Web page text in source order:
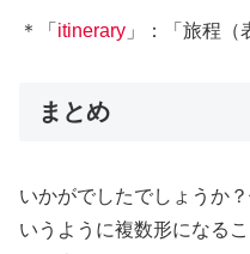
＊「 itinerary 」：「旅程（
まとめ
いかがでしたでしょうか
いうように複数形になる